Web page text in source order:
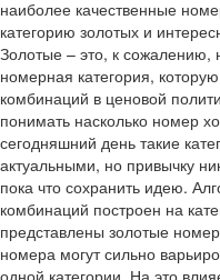
наиболее качественные
категорию золотых и
Золотые – это, к сожалению,
номерная категория,
комбинаций в ценовой
понимать насколько номер
сегодняшний день такие
актуальными, но привычку
пока что сохранить идею.
комбинаций построен на
представлены золотые
номера могут сильно
одной категории. На это